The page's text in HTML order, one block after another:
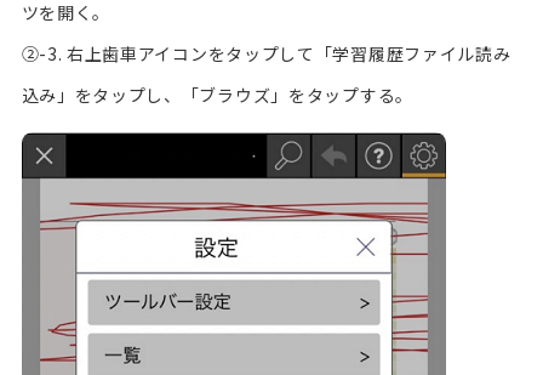
ツを開く。
②-3. 右上歯車アイコンをタップして「学習履歴ファイル読み
込み」をタップし、「ブラウズ」をタップする。